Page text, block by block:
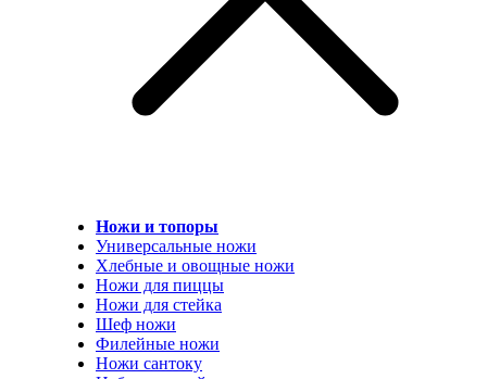
Ножи и топоры
Универсальные ножи
Хлебные и овощные ножи
Ножи для пиццы
Ножи для стейка
Шеф ножи
Филейные ножи
Ножи сантоку